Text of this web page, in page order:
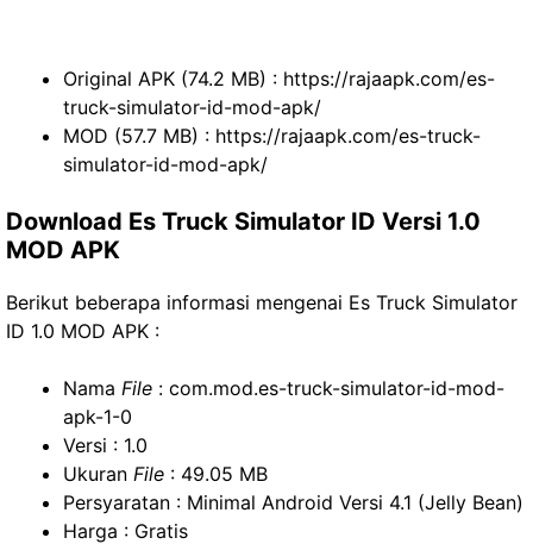
Original APK (74.2 MB) : https://rajaapk.com/es-
truck-simulator-id-mod-apk/
MOD (57.7 MB) : https://rajaapk.com/es-truck-
simulator-id-mod-apk/
Download Es Truck Simulator ID Versi 1.0
MOD APK
Berikut beberapa informasi mengenai Es Truck Simulator
ID 1.0 MOD APK :
Nama File : com.mod.es-truck-simulator-id-mod-
apk-1-0
Versi : 1.0
Ukuran File : 49.05 MB
Persyaratan : Minimal Android Versi 4.1 (Jelly Bean)
Harga : Gratis